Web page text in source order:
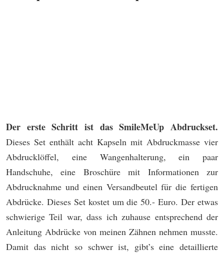
Der erste Schritt ist das SmileMeUp Abdruckset.
Dieses Set enthält acht Kapseln mit Abdruckmasse vier
Abdrucklöffel, eine Wangenhalterung, ein paar
Handschuhe, eine Broschüre mit Informationen zur
Abdrucknahme und einen Versandbeutel für die fertigen
Abdrücke. Dieses Set kostet um die 50.- Euro. Der etwas
schwierige Teil war, dass ich zuhause entsprechend der
Anleitung Abdrücke von meinen Zähnen nehmen musste.
Damit das nicht so schwer ist, gibt’s eine detaillierte